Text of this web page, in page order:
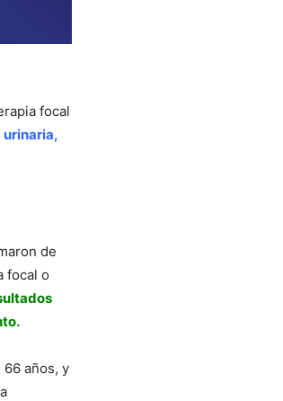
focal
urinaria,
de
focal o
66 años, y